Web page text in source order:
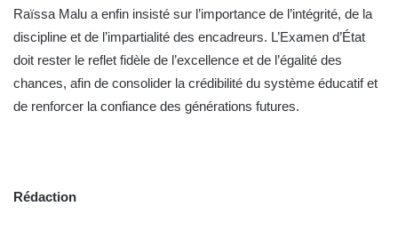
Raïssa Malu a enfin insisté sur l’importance de l’intégrité, de la
discipline et de l’impartialité des encadreurs. L’Examen d’État
doit rester le reflet fidèle de l’excellence et de l’égalité des
chances, afin de consolider la crédibilité du système éducatif et
de renforcer la confiance des générations futures.
Rédaction